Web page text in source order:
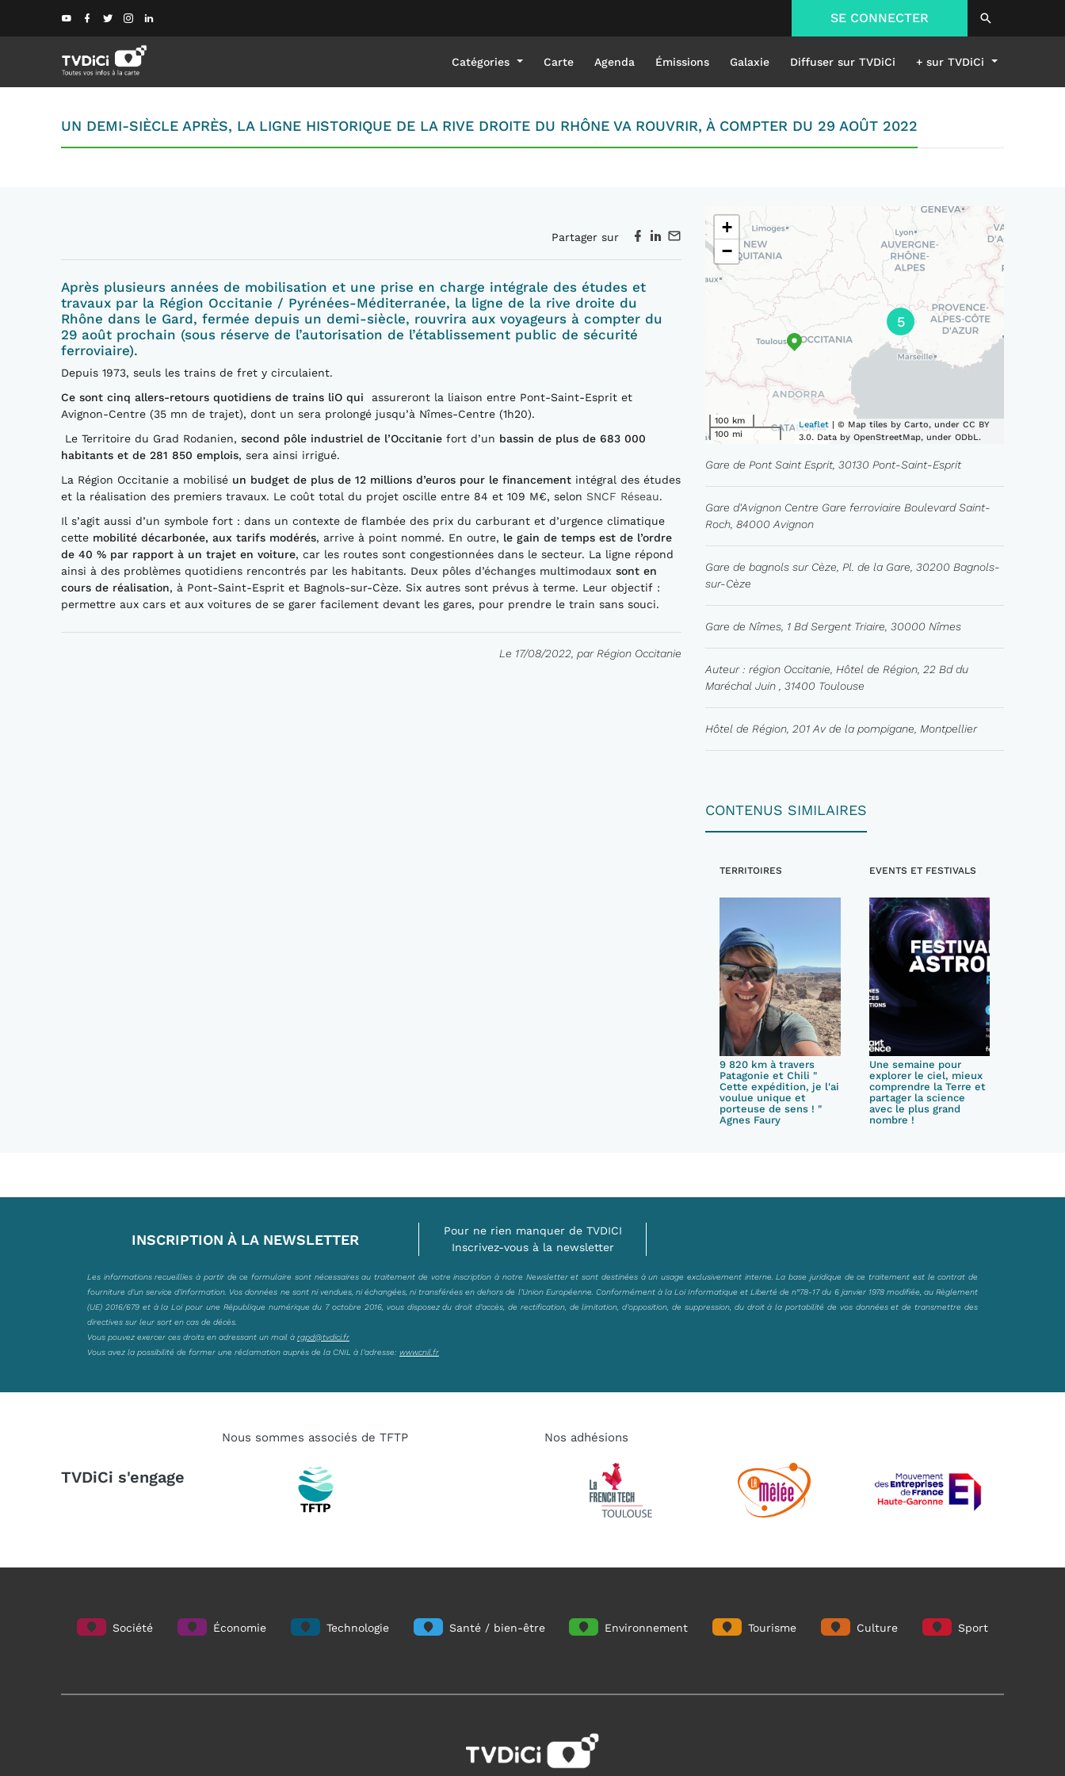
SE CONNECTER
Catégories Carte Agenda Émissions Galaxie Diffuser sur TVDiCi + sur TVDiCi
UN DEMI-SIÈCLE APRÈS, LA LIGNE HISTORIQUE DE LA RIVE DROITE DU RHÔNE VA ROUVRIR, À COMPTER DU 29 AOÛT 2022
Partager sur
Après plusieurs années de mobilisation et une prise en charge intégrale des études et
travaux par la Région Occitanie / Pyrénées-Méditerranée, la ligne de la rive droite du
Rhône dans le Gard, fermée depuis un demi-siècle, rouvrira aux voyageurs à compter du
29 août prochain (sous réserve de l’autorisation de l’établissement public de sécurité
ferroviaire).
Depuis 1973, seuls les trains de fret y circulaient.
Ce sont cinq allers-retours quotidiens de trains liO qui
assureront la liaison entre Pont-Saint-Esprit et
Avignon-Centre (35 mn de trajet), dont un sera prolongé jusqu’à Nîmes-Centre (1h20).
Le Territoire du Grad Rodanien, second pôle industriel de l’Occitanie fort d’un bassin de plus de 683 000
habitants et de 281 850 emplois, sera ainsi irrigué.
La Région Occitanie a mobilisé un budget de plus de 12 millions d’euros pour le financement intégral des études
et la réalisation des premiers travaux. Le coût total du projet oscille entre 84 et 109 M€, selon SNCF Réseau.
Il s’agit aussi d’un symbole fort : dans un contexte de flambée des prix du carburant et d’urgence climatique
cette mobilité décarbonée, aux tarifs modérés, arrive à point nommé. En outre, le gain de temps est de l’ordre
de 40 % par rapport à un trajet en voiture, car les routes sont congestionnées dans le secteur. La ligne répond
ainsi à des problèmes quotidiens rencontrés par les habitants. Deux pôles d’échanges multimodaux sont en
cours de réalisation, à Pont-Saint-Esprit et Bagnols-sur-Cèze. Six autres sont prévus à terme. Leur objectif :
permettre aux cars et aux voitures de se garer facilement devant les gares, pour prendre le train sans souci.
Le 17/08/2022, par Région Occitanie
5
+
−
100 km
100 mi
Leaflet | © Map tiles by Carto, under CC BY
3.0. Data by OpenStreetMap, under ODbL.
Gare de Pont Saint Esprit, 30130 Pont-Saint-Esprit
Gare d'Avignon Centre Gare ferroviaire Boulevard Saint-
Roch, 84000 Avignon
Gare de bagnols sur Cèze, Pl. de la Gare, 30200 Bagnols-
sur-Cèze
Gare de Nîmes, 1 Bd Sergent Triaire, 30000 Nîmes
Auteur : région Occitanie, Hôtel de Région, 22 Bd du
Maréchal Juin , 31400 Toulouse
Hôtel de Région, 201 Av de la pompigane, Montpellier
CONTENUS SIMILAIRES
TERRITOIRES
9 820 km à travers
Patagonie et Chili "
Cette expédition, je l'ai
voulue unique et
porteuse de sens ! "
Agnes Faury
EVENTS ET FESTIVALS
Une semaine pour
explorer le ciel, mieux
comprendre la Terre et
partager la science
avec le plus grand
nombre !
INSCRIPTION À LA NEWSLETTER
Pour ne rien manquer de TVDICI
Inscrivez-vous à la newsletter
Les informations recueillies à partir de ce formulaire sont nécessaires au traitement de votre inscription à notre Newsletter et sont destinées à un usage exclusivement interne. La base juridique de ce traitement est le contrat de
fourniture d’un service d’information. Vos données ne sont ni vendues, ni échangées, ni transférées en dehors de l’Union Européenne. Conformément à la Loi Informatique et Liberté de n°78-17 du 6 janvier 1978 modifiée, au Règlement
(UE) 2016/679 et à la Loi pour une République numérique du 7 octobre 2016, vous disposez du droit d’accès, de rectification, de limitation, d’opposition, de suppression, du droit à la portabilité de vos données et de transmettre des
directives sur leur sort en cas de décès.
Vous pouvez exercer ces droits en adressant un mail à rgpd@tvdici.fr
Vous avez la possibilité de former une réclamation auprès de la CNIL à l’adresse: www.cnil.fr
TVDiCi s'engage
Nous sommes associés de TFTP Nos adhésions
Société Économie Technologie Santé / bien-être Environnement Tourisme Culture Sport